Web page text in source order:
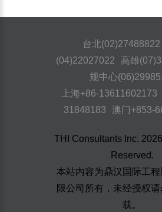
台北(02)27488822
(04)22027022
高雄
规中心
上海+86-13611602173
31848183
澳门+853-
THI Consultants Inc. 2026
Reserved.
本站内容为鼎汉国际工
限公司所有，未经授权
载。